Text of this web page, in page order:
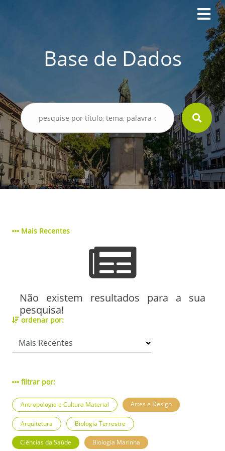
Base de Dados
Mais Recentes
Não existem resultados para a sua
pesquisa!
ordenar por:
filtrar por:
Antropologia e Cultura Material Artes e Design
Arquitetura Biologia Terrestre
Ciências da Saúde Biologia Marinha